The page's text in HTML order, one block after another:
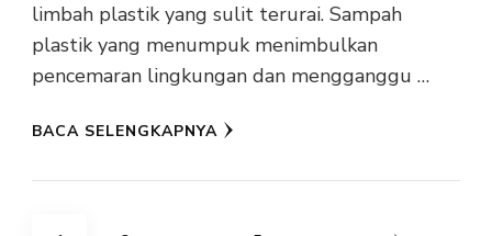
limbah plastik yang sulit terurai. Sampah
plastik yang menumpuk menimbulkan
pencemaran lingkungan dan mengganggu …
BACA SELENGKAPNYA